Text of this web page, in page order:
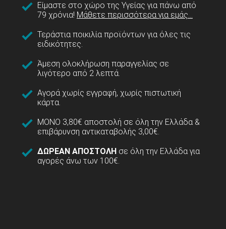
Είμαστε στο χώρο της Υγείας για πάνω από
79 χρόνια! Μάθετε περισσότερα για εμάς...
Τεράστια ποικιλία προϊόντων για όλες τις
ειδικότητες.
Άμεση ολοκλήρωση παραγγελίας σε
λιγότερο από 2 λεπτά.
Αγορά χωρίς εγγραφή, χωρίς πιστωτική
κάρτα.
ΜΟΝΟ 3,80€ αποστολή σε όλη την Ελλάδα &
επιβάρυνση αντικαταβολής 3,00€.
ΔΩΡΕΑΝ ΑΠΟΣΤΟΛΗ σε όλη την Ελλάδα για
αγορές άνω των 100€.